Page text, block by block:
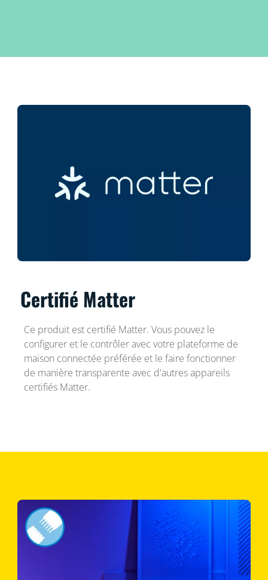
Certifié Matter
Ce produit est certifié Matter. Vous pouvez le
configurer et le contrôler avec votre plateforme de
maison connectée préférée et le faire fonctionner
de manière transparente avec d'autres appareils
certifiés Matter.